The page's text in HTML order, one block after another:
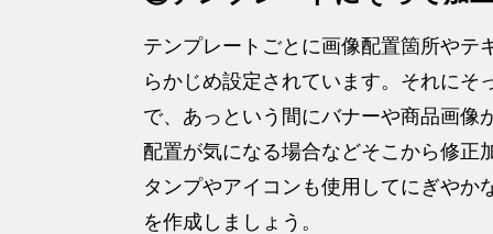
テンプレートごとに画像配置箇所やテ
らかじめ設定されています。それにそ
で、あっという間にバナーや商品画像
配置が気になる場合などそこから修正
タンプやアイコンも使用してにぎやか
を作成しましょう。